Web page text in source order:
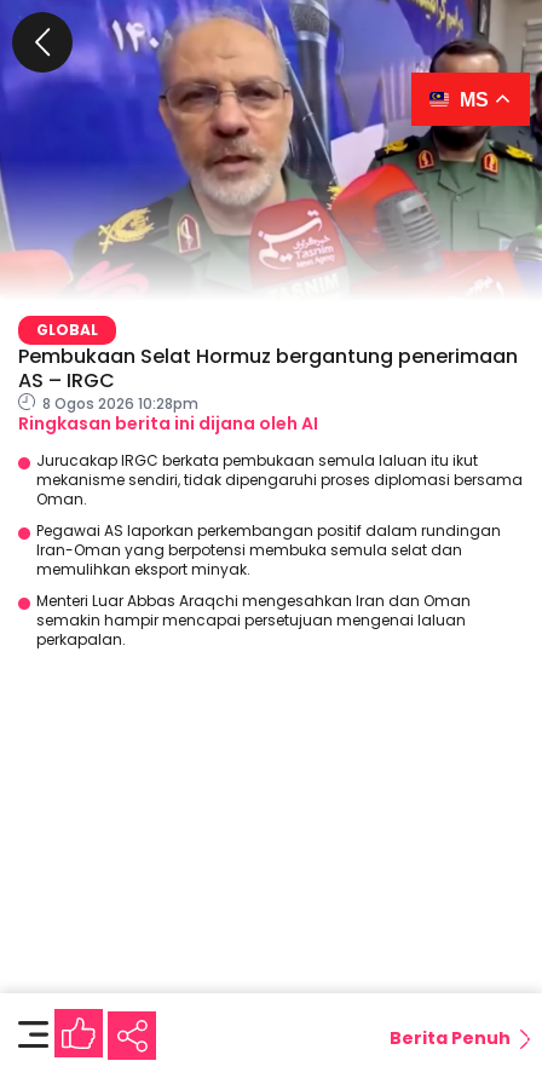
GLOBAL
Pembukaan Selat Hormuz bergantung penerimaan
AS – IRGC
8 Ogos 2026 10:28pm
Ringkasan berita ini dijana oleh AI
Jurucakap IRGC berkata pembukaan semula laluan itu ikut
mekanisme sendiri, tidak dipengaruhi proses diplomasi bersama
Oman.
Pegawai AS laporkan perkembangan positif dalam rundingan
Iran-Oman yang berpotensi membuka semula selat dan
memulihkan eksport minyak.
Menteri Luar Abbas Araqchi mengesahkan Iran dan Oman
semakin hampir mencapai persetujuan mengenai laluan
perkapalan.
Berita Penuh
MS